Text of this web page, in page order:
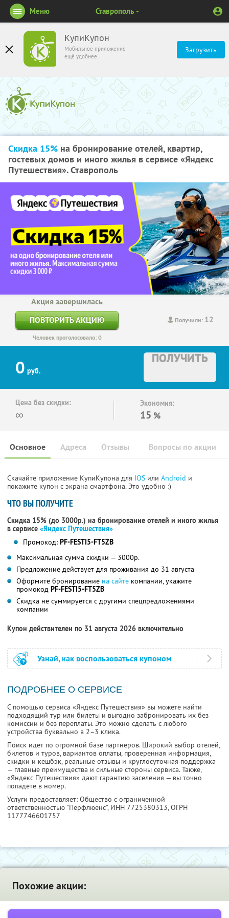
КупиКупон
Мобильное приложение
ещё удобнее
Загрузить
Меню Ставрополь
Скидка 15% на бронирование отелей, квартир,
гостевых домов и иного жилья в сервисе «Яндекс
Путешествия». Ставрополь
Получили: 12
Акция завершилась
ПОВТОРИТЬ АКЦИЮ
Человек проголосовало: 0
0 руб.
ПОЛУЧИТЬ
Цена без скидки:
∞
Экономия:
15 %
Основное Отзывы Вопросы по акции
Адреса
Скачайте приложение КупиКупона для IOS или Android и
покажите купон с экрана смартфона. Это удобно :)
ЧТО ВЫ ПОЛУЧИТЕ
Скидка 15% (до 3000р.) на бронирование отелей и иного жилья
в сервисе «Яндекс Путешествия»
Промокод: PF-FESTI5-FT5ZB
Максимальная сумма скидки — 3000р.
Предложение действует для проживания до 31 августа
Оформите бронирование на сайте компании, укажите
промокод PF-FESTI5-FT5ZB
Скидка не суммируется с другими спецпредложениями
компании
Купон действителен по 31 августа 2026 включительно
Узнай, как воспользоваться купоном
ПОДРОБНЕЕ О СЕРВИСЕ
С помощью сервиса «Яндекс Путешествия» вы можете найти
подходящий тур или билеты и выгодно забронировать их без
комиссии и без переплаты. Это можно сделать с любого
устройства буквально в 2–3 клика.
Поиск идет по огромной базе партнеров. Широкий выбор отелей,
билетов и туров, вариантов оплаты, проверенная информация,
скидки и кешбэк, реальные отзывы и круглосуточная поддержка
— главные преимущества и сильные стороны сервиса. Также,
«Яндекс Путешествия» дают гарантию заселения — вы точно
попадете в номер.
Услуги предоставляет: Общество с ограниченной
ответственностью "Перфлюенс", ИНН 7725380313, ОГРН
1177746601757
Похожие акции: